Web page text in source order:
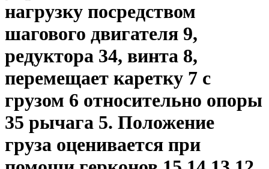
нагрузку посредством
шагового двигателя 9,
редуктора 34, винта 8,
перемещает каретку 7 с
грузом 6 относительно опоры
35 рычага 5. Положение
груза оценивается при